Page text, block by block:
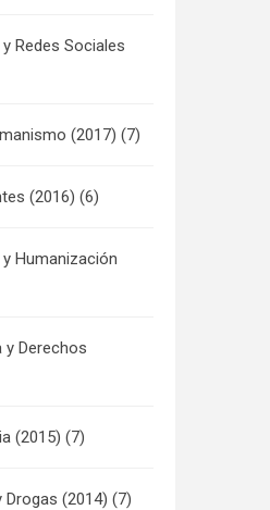
Redes Sociales
(2017) (7)
(2016) (6)
Humanización
y Derechos
(2015) (7)
Drogas (2014) (7)